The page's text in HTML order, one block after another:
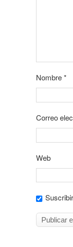
Nombre*
Correo
Web